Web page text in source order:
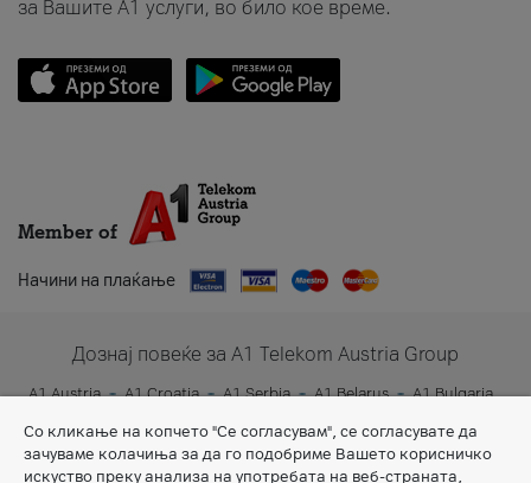
за Вашите A1 услуги, во било кое време.
Member of
Начини на плаќање
Дознај повеќе за A1 Telekom Austria Group
A1 Austria A1 Croatia A1 Serbia A1 Belarus
A1 Bulgaria
Со кликање на копчето "Се согласувам", се согласувате да
зачуваме колачиња за да го подобриме Вашето корисничко
искуство преку анализа на употребата на веб-страната,